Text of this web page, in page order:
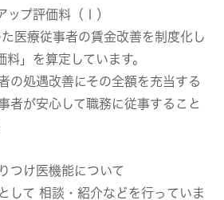
ップ評価料（Ⅰ）
医療従事者の賃金改善を制度化し
料」を算定しています。
の処遇改善にその全額を充当する
者が安心して職務に従事すること
つけ医機能について
して 相談・紹介などを行っていま